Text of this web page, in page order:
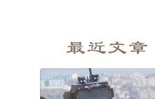
最近文章